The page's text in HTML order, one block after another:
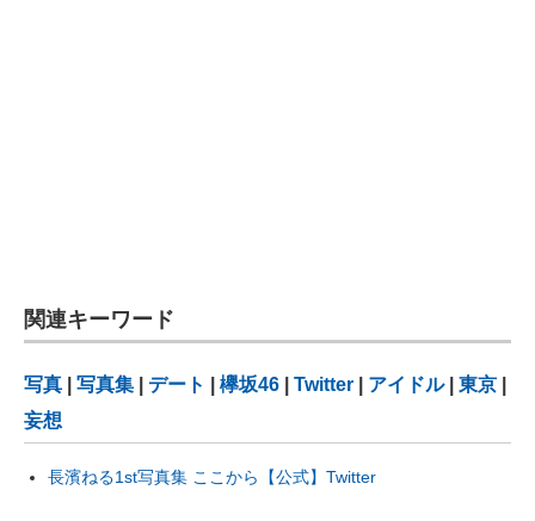
関連キーワード
写真 写真集 デート 欅坂46 Twitter アイドル| 東京
妄想
長濱ねる1st写真集 ここから【公式】Twitter